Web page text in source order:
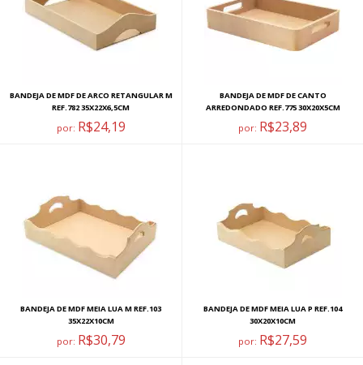
BANDEJA DE MDF DE ARCO RETANGULAR M
REF.782 35X22X6,5CM
por: R$24,19
BANDEJA DE MDF DE CANTO
ARREDONDADO REF.775 30X20X5CM
por: R$23,89
BANDEJA DE MDF MEIA LUA M REF.103
35X22X10CM
por: R$30,79
BANDEJA DE MDF MEIA LUA P REF.104
30X20X10CM
por: R$27,59